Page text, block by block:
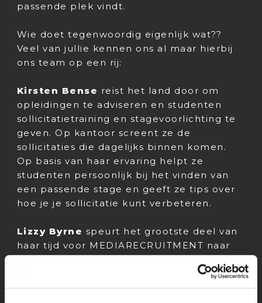
passende plek vindt.
Wie doet tegenwoordig eigenlijk wat??
Veel van jullie kennen ons al maar hierbij
ons team op een rij:
Kirsten Bense reist het land door om
opleidingen te adviseren en studenten
sollicitatietraining en stagevoorlichting te
geven. Op kantoor screent ze de
sollicitaties die dagelijks binnen komen.
Op basis van haar ervaring helpt ze
studenten persoonlijk bij het vinden van
een passende stage en geeft ze tips over
hoe je je sollicitatie kunt verbeteren.
Lizzy Byrne speurt het grootste deel van
haar tijd voor MEDIARECRUITMENT naar
talentvolle professionals binnen ons
netwerk. Daarnaast is ze op kantoor onze
alleskunner op het gebied van